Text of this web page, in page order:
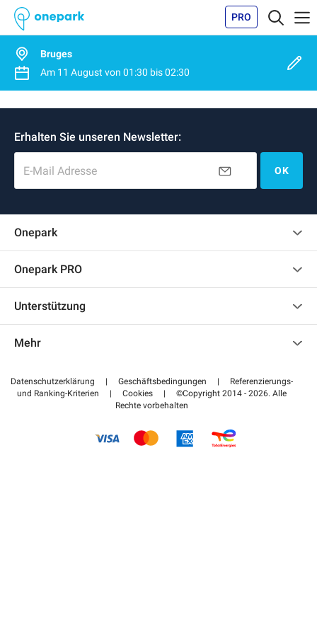
PRO
Bruges
Am 11 August von 01:30 bis02:30
Erhalten Sie unseren Newsletter:
E-Mail Adresse OK
Onepark
Onepark PRO
Werden Sie unser Partner
Auf meinen Partnerbereich zugreifen
Unterstützung
Bezahlen Sie Ihren Parkplatz FLOW
Mehr
Datenschutzerklärung | Geschäftsbedingungen |
Referenzierungs-
und Ranking-Kriterien
| Cookies |
©Copyright 2014 - 2026. Alle
Rechte vorbehalten